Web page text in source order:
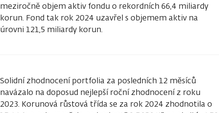
meziročně objem aktiv fondu o rekordních 66,4 miliardy
korun. Fond tak rok 2024 uzavřel s objemem aktiv na
úrovni 121,5 miliardy korun.
Solidní zhodnocení portfolia za posledních 12 měsíců
navázalo na doposud nejlepší roční zhodnocení z roku
2023. Korunová růstová třída se za rok 2024 zhodnotila o